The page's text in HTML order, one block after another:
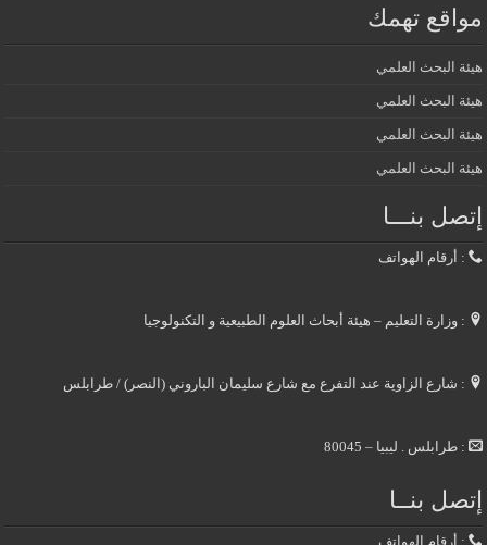
مواقع تهمك
هيئة البحث العلمي
هيئة البحث العلمي
هيئة البحث العلمي
هيئة البحث العلمي
إتصل بنـــا
: أرقام الهواتف
: وزارة التعليم – هيئة أبحاث العلوم الطبيعية و التكنولوجيا
: شارع الزاوية عند التفرع مع شارع سليمان الباروني (النصر) / طرابلس
: طرابلس . ليبيا – 80045
إتصل بنــا
: أرقام الهواتف